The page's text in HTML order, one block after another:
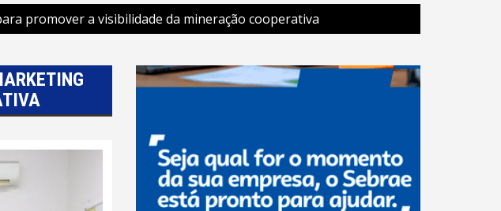
promover a visibilidade da mineração cooperativa